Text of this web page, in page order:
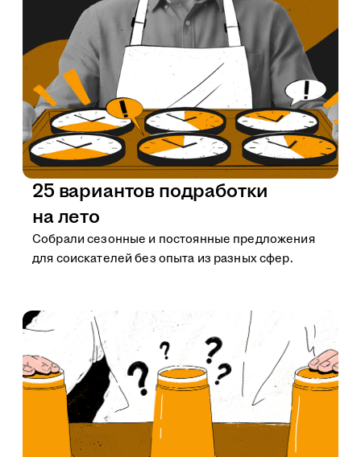
25 вариантов подработки
на лето
Собрали сезонные и постоянные предложения
для соискателей без опыта из разных сфер.